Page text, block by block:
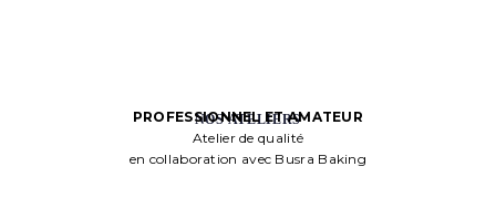
NOS ATELIERS
PROFESSIONNEL ET AMATEUR
Atelier de qualité
en collaboration avec Busra Baking